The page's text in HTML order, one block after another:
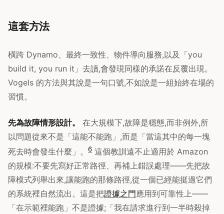
這套方法
橫跨 Dynamo、最終一致性、物件導向服務,以及「you
build it, you run it」去讀,會發現同樣的承諾在反覆出現。
Vogels 的方法與其說是一句口號,不如說是一組始終在場的
習慣。
先為故障情形設計。
在大規模下,故障是穩態,而非例外,所
以問題從來不是「這能不能跑」,而是「當這其中的每一塊
死去時會發生什麼」。
6 這個教訓遠不止適用於 Amazon
的規模:不要先寫好正常路徑、再補上錯誤處理——先把故
障模式列舉出來,讓能跑的那條路徑,從一個已經能挺過它們
的系統裡自然流出。這是把證據之門應用到可靠性上——
「在示範裡能跑」不是證據;「我在請求進行到一半時殺掉